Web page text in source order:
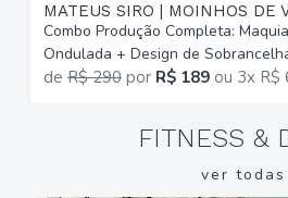
MATEUS SIRO | MOINHOS DE
Combo Produção Completa:
Ondulada + Design de
de R$ 290 por R$ 189 ou 3x R$
FITNESS &
ver todas